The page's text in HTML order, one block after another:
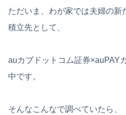
ただいま、わが家では夫婦の新
積立先として、
auカブドットコム証券×auPAY
中です。
そんなこんなで調べていたら、